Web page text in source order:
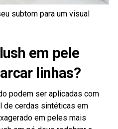
subtom para um visual
em pele
linhas?
podem ser aplicadas com
de cerdas sintéticas em
em peles mais